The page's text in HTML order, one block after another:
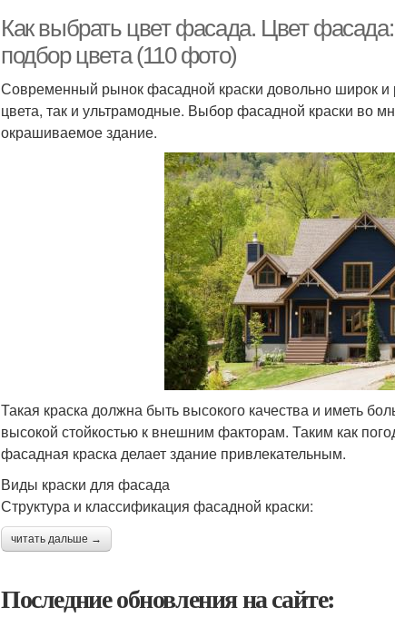
Как выбрать цвет фасада. Цвет
подбор цвета (110 фото)
Современный рынок фасадной краски довольно широк и
цвета, так и ультрамодные. Выбор фасадной краски во
окрашиваемое здание.
Такая краска должна быть высокого качества и иметь
высокой стойкостью к внешним факторам. Таким как
фасадная краска делает здание привлекательным.
Виды краски для фасада
Структура и классификация фасадной краски:
читать дальше →
Последние обновления на сайте: